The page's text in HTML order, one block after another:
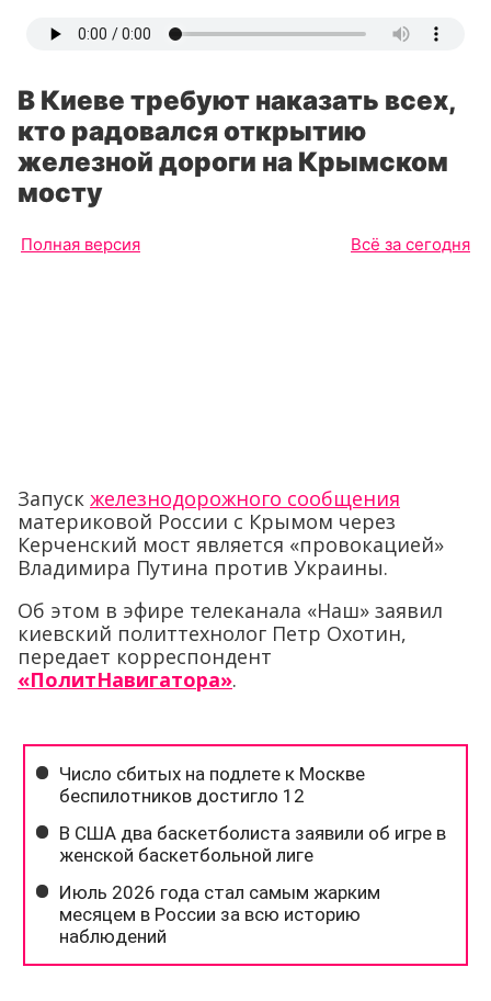
В Киеве требуют наказать всех,
кто радовался открытию
железной дороги на Крымском
мосту
Полная версия Всё за сегодня
Запуск железнодорожного сообщения
материковой России с Крымом через
Керченский мост является «провокацией»
Владимира Путина против Украины.
Об этом в эфире телеканала «Наш» заявил
киевский политтехнолог Петр Охотин,
передает корреспондент
«ПолитНавигатора».